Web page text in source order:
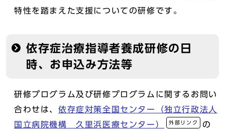
特性を踏まえた支援についての研修です。
依存症治療指導者養成研修の日
時、お申込み方法等
研修プログラム及び研修プログラムに関するお問い
合わせは、 依存症対策全国センター（独立行政法人
国立病院機構 久里浜医療センター）
外部リンク
の